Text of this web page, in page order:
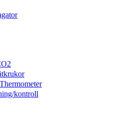
kontroll